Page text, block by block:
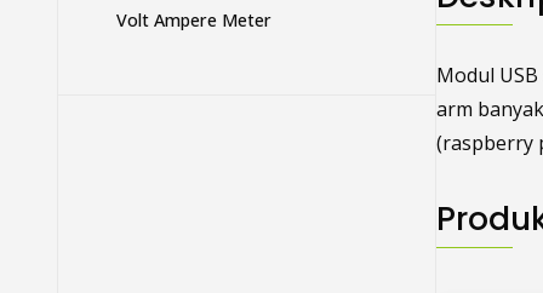
Modul
arm
(raspberry
Volt Ampere Meter